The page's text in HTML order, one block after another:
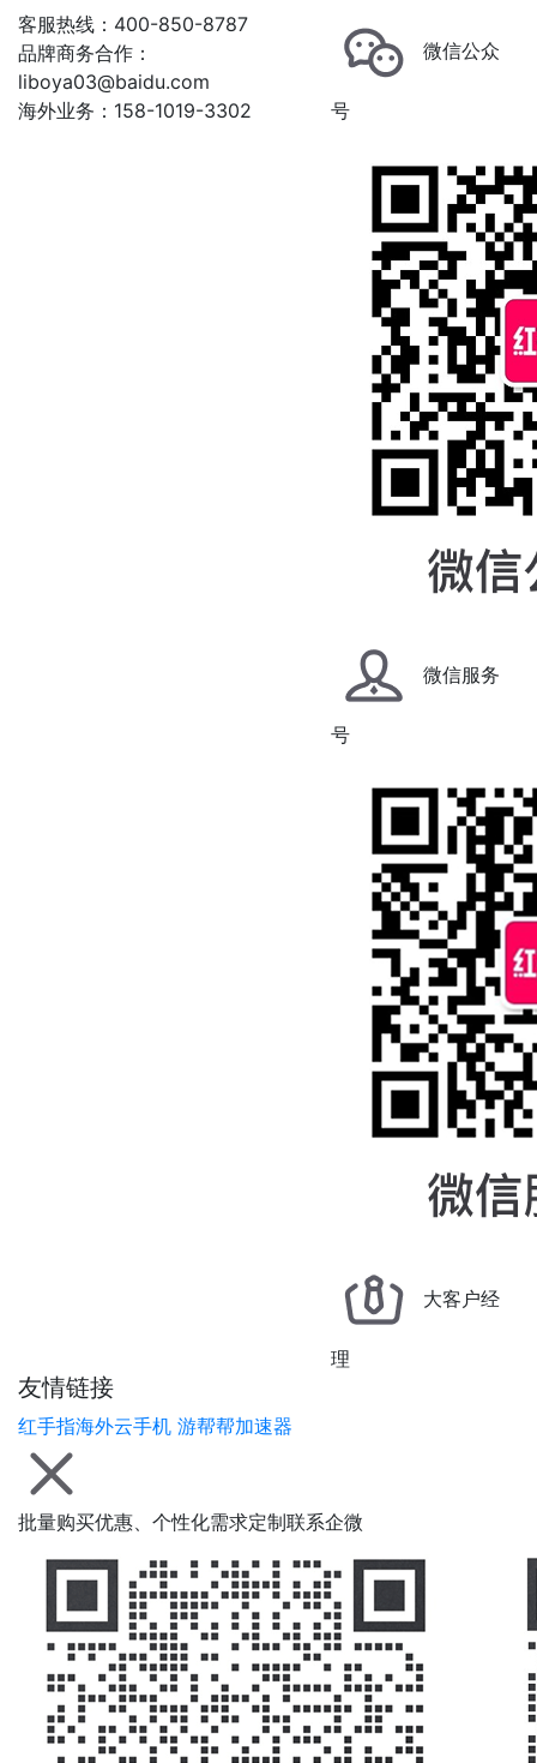
友情链接
红手指海外云手机 游帮帮加速器
客服热线：400-850-8787
品牌商务合作：
liboya03@baidu.com
海外业务：158-1019-3302
微信公众
号
微信服务
号
大客户经
理
批量购买优惠、个性化需求定制联系企微